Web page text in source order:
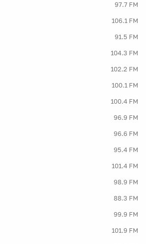
97.7 FM
106.1 FM
91.5 FM
104.3 FM
102.2 FM
100.1 FM
100.4 FM
96.9 FM
96.6 FM
95.4 FM
101.4 FM
98.9 FM
88.3 FM
99.9 FM
101.9 FM